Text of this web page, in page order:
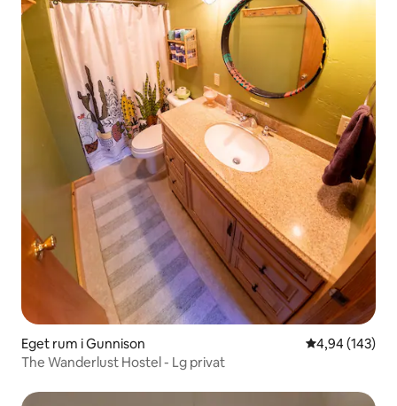
Eget rum i Gunnison 4,94 av 5 i
4,94 (143)
The Wanderlust Hostel - Lg privat